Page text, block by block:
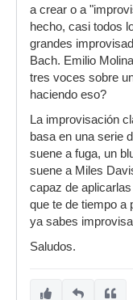
a crear o a
hecho, casi todos
grandes
Bach. Emilio
tres voces sobre
haciendo eso?
La improvisación
basa en una serie
suene a fuga, un
suene a Miles
capaz de
que te de tiempo a
ya sabes
Saludos.